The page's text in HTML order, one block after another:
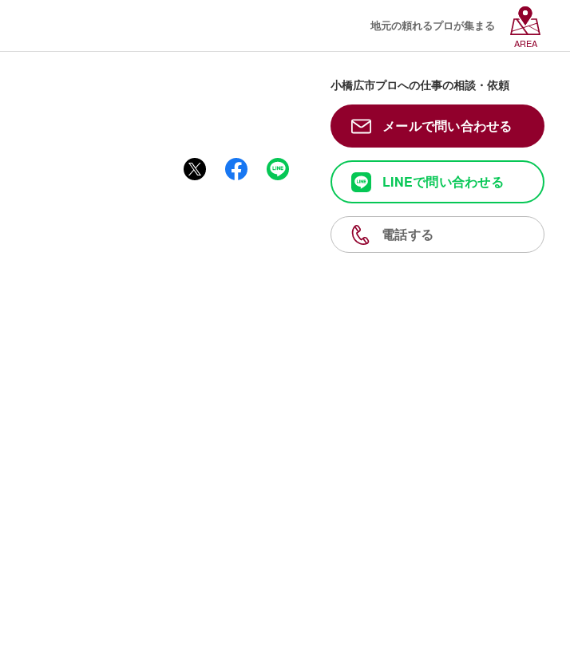
地元の頼れるプロが集まる
AREA
小橋広市プロへの仕事の相談・依頼
メールで問い合わせる
LINEで問い合わせる
電話する